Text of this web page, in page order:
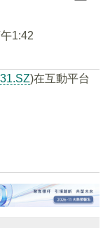
1:42
)在互動平台